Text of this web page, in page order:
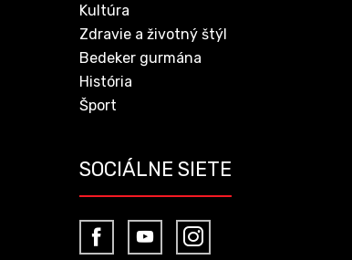
Kultúra
Zdravie a životný štýl
Bedeker gurmána
História
Šport
SOCIÁLNE SIETE